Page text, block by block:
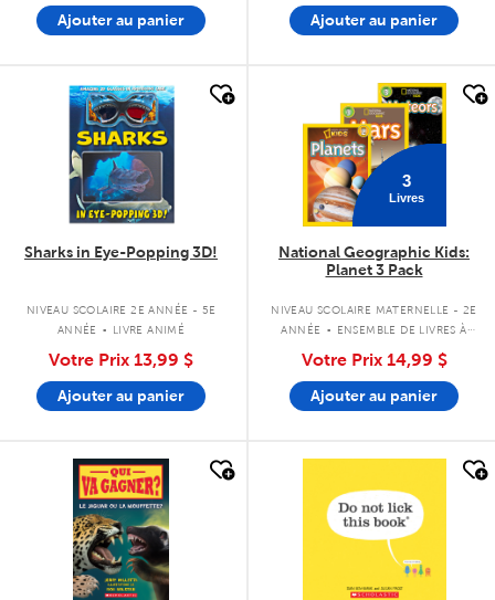
Ajouter au panier Ajouter au panier
quick look
Sharks in Eye-Popping 3D!
NIVEAU SCOLAIRE 2E ANNÉE - 5E
ANNÉE . LIVRE ANIMÉ
Votre Prix 13,99 $
Ajouter au panier
quick look
3
Livres
National Geographic Kids:
Planet 3 Pack
NIVEAU SCOLAIRE MATERNELLE - 2E
ANNÉE . ENSEMBLE DE LIVRES À
Votre Prix 14,99 $
Ajouter au panier
quick look